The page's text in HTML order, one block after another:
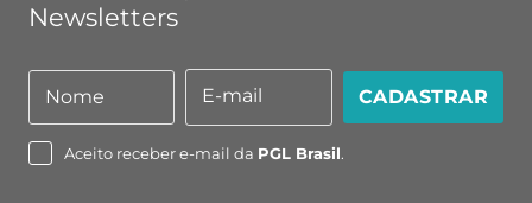
Newsletters
Nome
Nome
mail
E-mail CADASTRAR
Aceito receber e-mail da PGL Brasil.